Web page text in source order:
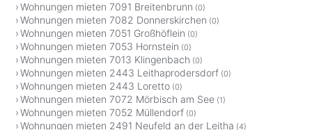
Wohnungen mieten 7091 Breitenbrunn (0)
Wohnungen mieten 7082 Donnerskirchen (0)
Wohnungen mieten 7051 Großhöflein (0)
Wohnungen mieten 7053 Hornstein (0)
Wohnungen mieten 7013 Klingenbach (0)
Wohnungen mieten 2443 Leithaprodersdorf (0)
Wohnungen mieten 2443 Loretto (0)
Wohnungen mieten 7072 Mörbisch am See (1)
Wohnungen mieten 7052 Müllendorf (0)
Wohnungen mieten 2491 Neufeld an der Leitha (4)